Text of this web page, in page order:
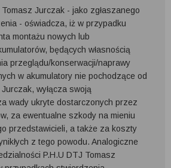
Jurczak - jako zgłaszanego
- oświadcza, iż w przypadku
montażu nowych lub
będących własnością
przeglądu/konserwacji/naprawy
w akumulatory nie pochodzące od
wyłącza swoją
wady ukryte dostarczonych przez
za ewentualne szkody na mieniu
przedstawicieli, a także za koszty
z tego powodu. Analogiczne
P.H.U DTJ Tomasz